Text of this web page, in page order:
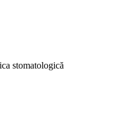
stomatologică